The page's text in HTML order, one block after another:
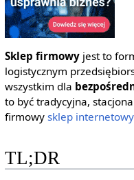
Sklep firmowyjest to
logistycznym
wszystkim dla
to być tradycyjna,
firmowy sklep internetowy
TL;DR